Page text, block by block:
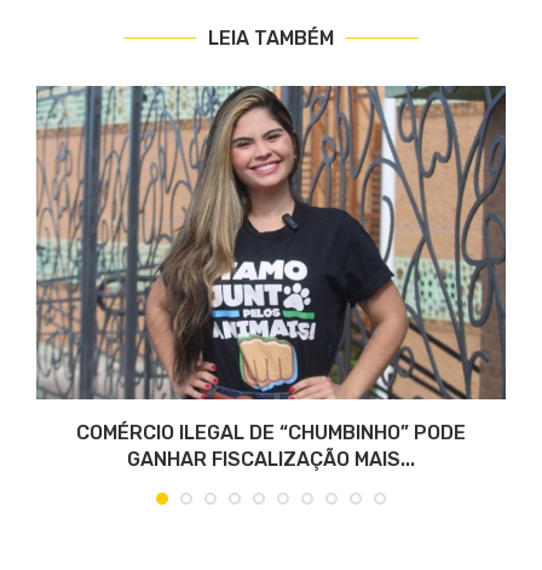
LEIA TAMBÉM
COMÉRCIO ILEGAL DE “CHUMBINHO” PODE
GANHAR FISCALIZAÇÃO MAIS...